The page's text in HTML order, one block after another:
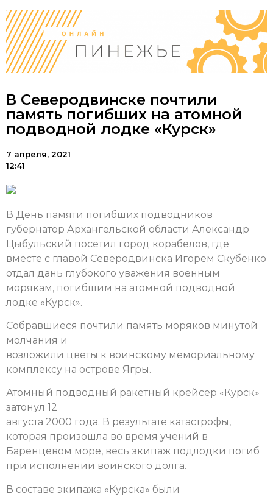
В Северодвинске почтили
память погибших на атомной
подводной лодке «Курск»
7 апреля, 2021
12:41
В День памяти погибших подводников
губернатор Архангельской области Александр
Цыбульский посетил город корабелов, где
вместе с главой Северодвинска Игорем Скубенко
отдал дань глубокого уважения военным
морякам, погибшим на атомной подводной
лодке «Курск».
Собравшиеся почтили память моряков минутой
молчания и
возложили цветы к воинскому мемориальному
комплексу на острове Ягры.
Атомный подводный ракетный крейсер «Курск»
затонул 12
августа 2000 года. В результате катастрофы,
которая произошла во время учений в
Баренцевом море, весь экипаж подлодки погиб
при исполнении воинского долга.
В составе экипажа «Курска» были